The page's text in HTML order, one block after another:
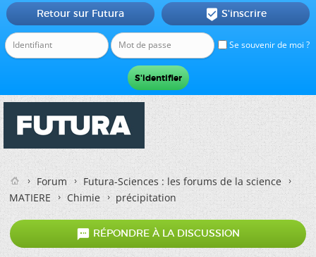
Se souvenir de moi ?
Retour sur Futura  S'inscrire
Forum
Futura-Sciences : les forums de la science
MATIERE
Chimie précipitation
 RÉPONDRE À LA DISCUSSION